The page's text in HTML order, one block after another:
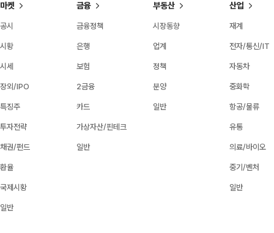
마켓
공시
시황
시세
장외/IPO
특징주
투자전략
채권/펀드
환율
국제시황
일반
금융
금융정책
은행
보험
2금융
카드
가상자산/핀테크
일반
부동산
시장동향
업계
정책
분양
일반
산업
재계
전자/통신/IT
자동차
중화학
항공/물류
유통
의료/바이오
중기/벤처
일반